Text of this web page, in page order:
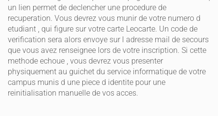
un lien permet de declencher une procedure de
recuperation. Vous devrez vous munir de votre numero d
etudiant , qui figure sur votre carte Leocarte. Un code de
verification sera alors envoye sur l adresse mail de secours
que vous avez renseignee lors de votre inscription. Si cette
methode echoue , vous devrez vous presenter
physiquement au guichet du service informatique de votre
campus munis d une piece d identite pour une
reinitialisation manuelle de vos acces.